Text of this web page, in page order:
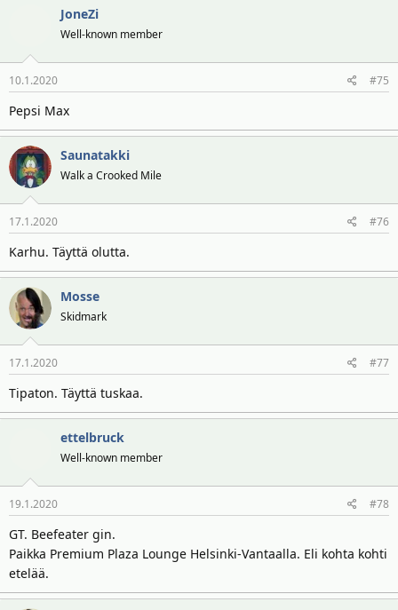
JoneZi
Well-known member
10.1.2020 #75
Pepsi Max
Saunatakki
Walk a Crooked Mile
17.1.2020 #76
Karhu. Täyttä olutta.
Mosse
Skidmark
17.1.2020 #77
Tipaton. Täyttä tuskaa.
ettelbruck
Well-known member
19.1.2020 #78
GT. Beefeater gin.
Paikka Premium Plaza Lounge Helsinki-Vantaalla. Eli kohta kohti
etelää.